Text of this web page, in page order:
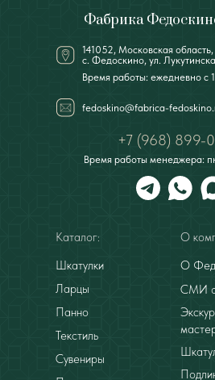
141052, Московская
с. Федоскино, ул.
Фабрика
+7 (968) 899-
Время работы: ежедневно с
Время работы менеджера:
Каталог:
Шкатулки
Ларцы
Панно
Текстиль
Сувениры
О
О
fedoskino@fabrica-
СМИ